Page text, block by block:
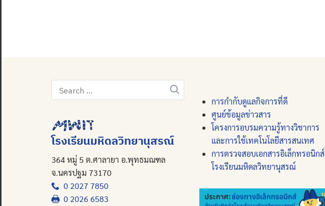
Search
for:
โรงเรียนมหิดลวิทยานุสรณ์
364 หมู่ 5 ต.ศาลายา อ.พุทธมณฑล
จ.นครปฐม 73170
0 2027 7850
0 2026 6583
การกำกับดูแลกิจการที่ดี
ศูนย์ข้อมูลข่าวสาร
โครงการอบรมความรู้ทางวิชาการ
และการใช้เทคโนโลยีสารสนเทศ
การตรวจสอบเอกสารอิเล็กทรอนิกส์
โรงเรียนมหิดลวิทยานุสรณ์